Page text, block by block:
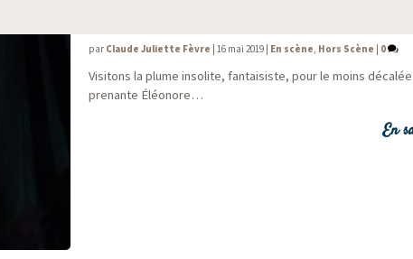
par Claude Juliette Fèvre |16 mai 2019 En scène, Hors Scène 0
Visi­tons la plume inso­lite, fan­tai­siste, pour le moins
pre­nante Éléonore…
En